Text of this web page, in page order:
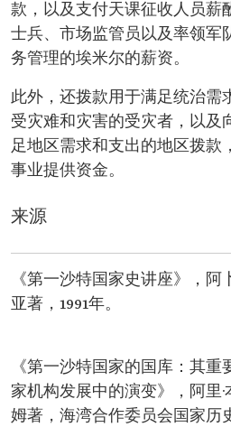
款，以及支付天课征收人员薪
士兵、市场监管员以及率领军
务管理的埃米尔的薪资。
此外，还拨款用于满足统治需
受灾难和灾害的受灾者，以及
足地区需求和支出的地区拨款
事业提供资金。
来源
《第一沙特国家史讲座》，阿
亚著，1991年。
《第一沙特国家的国库：其
家机构发展中的演变》，阿里·
姆著，海湾合作委员会国家历